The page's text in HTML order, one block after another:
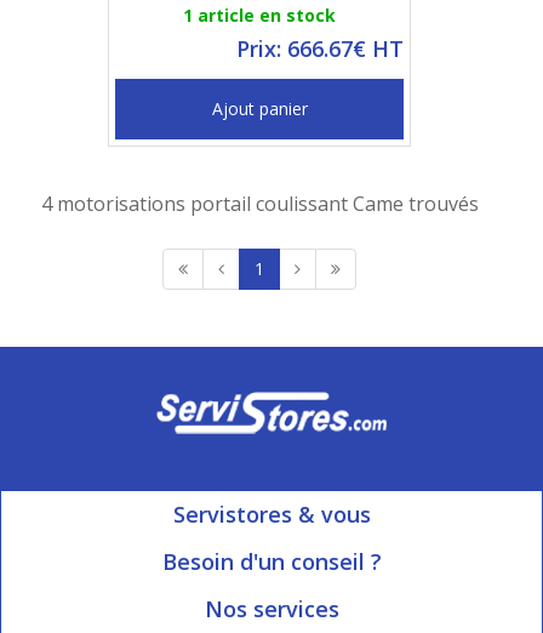
1 article en stock
Prix: 666.67€ HT
Ajout panier
4 motorisations portail coulissant Came trouvés
1
Servistores & vous
Mon compte
Besoin d'un conseil ?
Ouvert du Lundi au Vendredi
Nos services